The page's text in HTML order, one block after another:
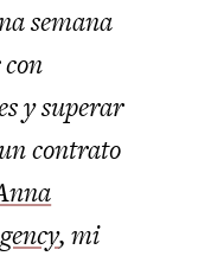
semana
y superar
contrato
, mi